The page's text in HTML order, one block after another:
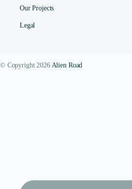
Our Projects
Legal
© Copyright 2026 Alien Road